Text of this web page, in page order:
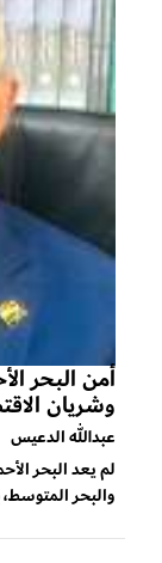
أمن البحر
وشريان
عبدالله الدعيس
لم يعد البحر
والبحر